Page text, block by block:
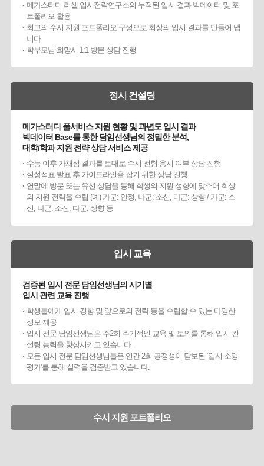
메가스터디 러셀 입시전략연구소의 누적된 입시 결과 빅데이터 및 포
트폴리오 활용
최고의 수시 지원 포트폴리오 구성으로 최상의 입시 결과를 만들어 냅
니다.
학부모님 희망시 1:1 방문 상담 진행
정시 컨설팅
메가스터디 풀서비스 지원 현황 및 과년도 입시 결과
빅데이터 Base를 통한 담임선생님의 정밀한 분석,
대학/학과 지원 전략 상담 서비스 제공
수능 이후 가채점 결과를 토대로 수시 전형 응시 여부 상담 진행
실성적표 발표 후 가이드라인을 잡기 위한 상담 진행
연말에 방문 또는 유선 상담을 통해 학생의 지원 성향에 맞추어 최상
의 지원 전략을 수립 (예) 가군: 안정, 나군: 소신, 다군: 상향 / 가군: 소
신, 나군: 소신, 다군: 상향 등
입시 교육
검증된 입시 전문 담임선생님의 시기별
입시 관련 교육 진행
학생들에게 입시 경향 및 앞으로의 전략 등을 수립할 수 있는 다양한
정보 제공
입시 전문 담임선생님은 주2회 주기적인 교육 및 토의를 통해 입시 컨
설팅 능력을 향상시키고 있습니다.
모든 입시 전문 담임선생님들은 연간 2회 공정성이 담보된 ‘입시 소양
평가’를 통해 실력을 검증받고 있습니다.
수시 지원 포트폴리오